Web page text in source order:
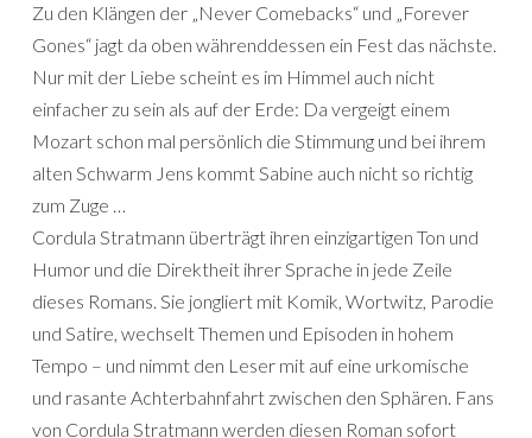
Zu den Klängen der „Never Comebacks“ und „Forever
Gones“ jagt da oben währenddessen ein Fest das nächste.
Nur mit der Liebe scheint es im Himmel auch nicht
einfacher zu sein als auf der Erde: Da vergeigt einem
Mozart schon mal persönlich die Stimmung und bei ihrem
alten Schwarm Jens kommt Sabine auch nicht so richtig
zum Zuge …
Cordula Stratmann überträgt ihren einzigartigen Ton und
Humor und die Direktheit ihrer Sprache in jede Zeile
dieses Romans. Sie jongliert mit Komik, Wortwitz, Parodie
und Satire, wechselt Themen und Episoden in hohem
Tempo – und nimmt den Leser mit auf eine urkomische
und rasante Achterbahnfahrt zwischen den Sphären. Fans
von Cordula Stratmann werden diesen Roman sofort